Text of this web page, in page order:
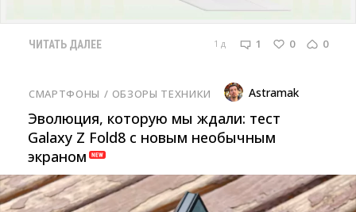
ЧИТАТЬ ДАЛЕЕ 1 д 1 0 0
СМАРТФОНЫ / ОБЗОРЫ ТЕХНИКИ Astramak
Эволюция, которую мы ждали: тест
Galaxy Z Fold8 с новым необычным
экраном